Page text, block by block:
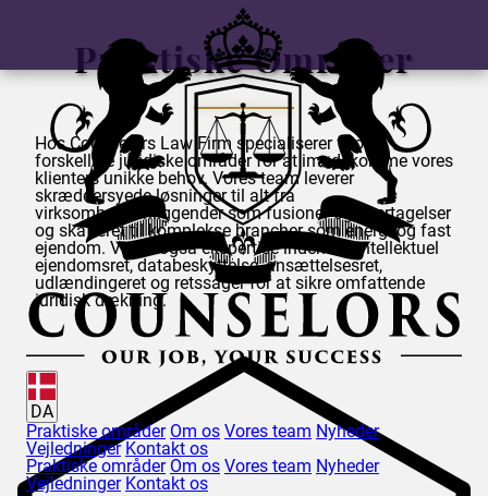
DA
Praktiske områder Om os Vores team Nyheder
Vejledninger Kontakt os
Praktiske områder Om os Vores team Nyheder
Vejledninger Kontakt os
Praktiske Områder
HosCounselors Law Firm specialiserer vi os i
forskellige juridiske områder for at imødekomme vores
klienters unikke behov. Vores team leverer
skræddersyede løsninger til alt fra
virksomhedsanliggender som fusioner og overtagelser
og skatteret til komplekse brancher som energi og fast
ejendom. Vi har også ekspertise inden for intellektuel
ejendomsret, databeskyttelse, ansættelsesret,
udlændingeret og retssager for at sikre omfattende
juridisk dækning.